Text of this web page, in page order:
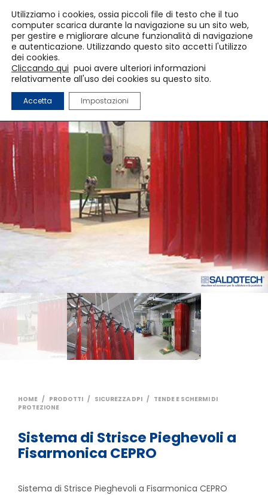
HOME / PRODOTTI / SICUREZZA DPI / TENDE E SCHERMI DI
PROTEZIONE
Sistema di Strisce Pieghevoli a
Fisarmonica CEPRO
Sistema di Strisce Pieghevoli a Fisarmonica CEPRO
Utilizziamo i cookies, ossia piccoli file di testo che il tuo
computer scarica durante la navigazione su un sito web,
per gestire e migliorare alcune funzionalità di navigazione
e autenticazione. Utilizzando questo sito accetti l'utilizzo
dei cookies.
Cliccando qui puoi avere ulteriori informazioni
relativamente all'uso dei cookies su questo sito.
Accetta Impostazioni